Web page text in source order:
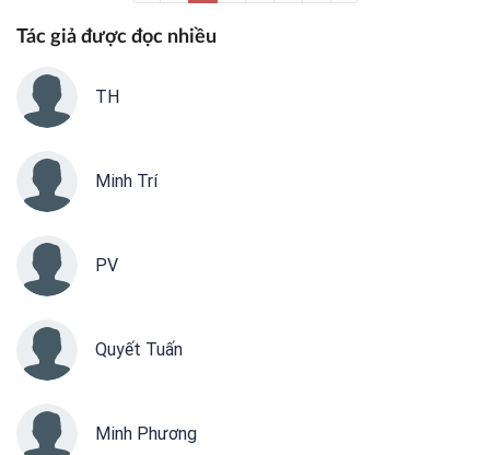
Tác giả được đọc nhiều
TH
Minh Trí
PV
Quyết Tuấn
Minh Phương